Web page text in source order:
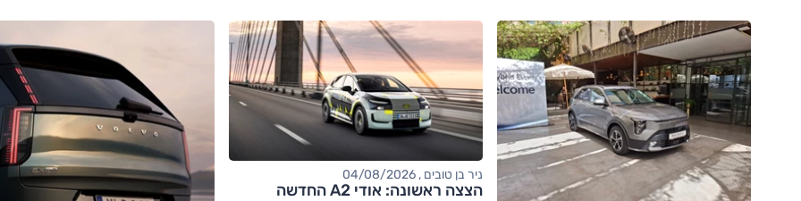
ניר בן טובים , 04/08/2026
הצצה ראשונה: אודי A2 החדשה